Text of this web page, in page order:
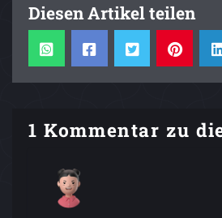
Diesen Artikel teilen
1 Kommentar zu